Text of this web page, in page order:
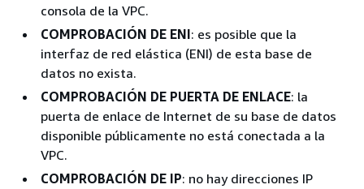
consola de la VPC.
COMPROBACIÓN DE ENI: es posible que la
interfaz de red elástica (ENI) de esta base de
datos no exista.
COMPROBACIÓN DE PUERTA DE ENLACE: la
puerta de enlace de Internet de su base de datos
disponible públicamente no está conectada a la
VPC.
COMPROBACIÓN DE IP: no hay direcciones IP